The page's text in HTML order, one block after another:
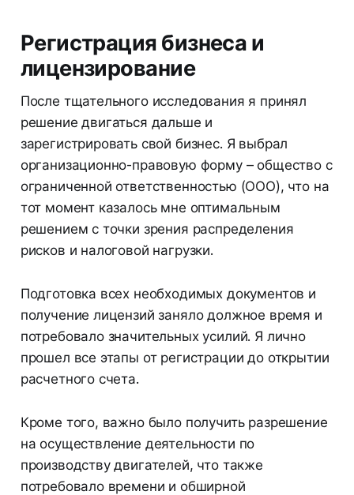
Регистрация бизнеса и
лицензирование
После тщательного исследования я принял
решение двигаться дальше и
зарегистрировать свой бизнес. Я выбрал
организационно-правовую форму – общество с
ограниченной ответственностью (ООО), что на
тот момент казалось мне оптимальным
решением с точки зрения распределения
рисков и налоговой нагрузки.
Подготовка всех необходимых документов и
получение лицензий заняло должное время и
потребовало значительных усилий. Я лично
прошел все этапы от регистрации до открытии
расчетного счета.
Кроме того, важно было получить разрешение
на осуществление деятельности по
производству двигателей, что также
потребовало времени и обширной